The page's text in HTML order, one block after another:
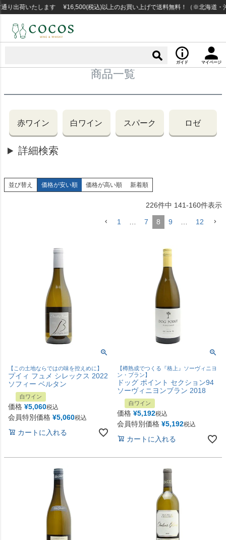
荷いたします ¥16,500(税込)以上のお買い上げで送料無料！（※北海道・沖縄
ガイド マイページ
商品一覧
赤ワイン 白ワイン スパーク ロゼ
詳細検索
並び替え 価格が安い順 価格が高い順 新着順
226件中 141-160件表示
1 … 7 8 9 … 12
【この土地ならではの味を控えめに】
プイィ フュメ シレックス 2022
ソフィー ベルタン
白ワイン
価格 ¥5,060税込
会員特別価格 ¥5,060税込
カートに入れる
【樽熟成でつくる『格上』ソーヴィニヨ
ン・ブラン】
ドッグ ポイント セクション94
ソーヴィニヨンブラン 2018
白ワイン
価格 ¥5,192税込
会員特別価格 ¥5,192税込
カートに入れる